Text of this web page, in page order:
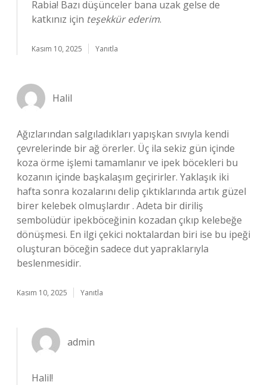
Rabia! Bazı düşünceler bana uzak gelse de
katkınız için teşekkür ederim.
Kasım 10, 2025 Yanıtla
Halil
Ağızlarından salgıladıkları yapışkan sıvıyla kendi
çevrelerinde bir ağ örerler. Üç ila sekiz gün içinde
koza örme işlemi tamamlanır ve ipek böcekleri bu
kozanın içinde başkalaşım geçirirler. Yaklaşık iki
hafta sonra kozalarını delip çıktıklarında artık güzel
birer kelebek olmuşlardır . Adeta bir diriliş
sembolüdür ipekböceğinin kozadan çıkıp kelebeğe
dönüşmesi. En ilgi çekici noktalardan biri ise bu ipeği
oluşturan böceğin sadece dut yapraklarıyla
beslenmesidir.
Kasım 10, 2025 Yanıtla
admin
Halil!